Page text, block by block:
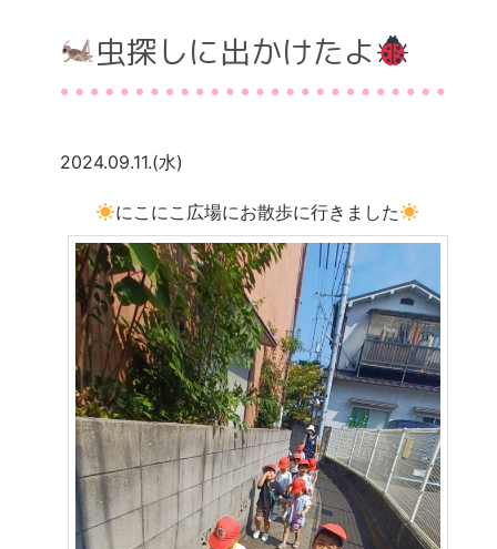
虫探しに出かけたよ
2024.09.11.(水)
にこにこ広場にお散歩に行きました